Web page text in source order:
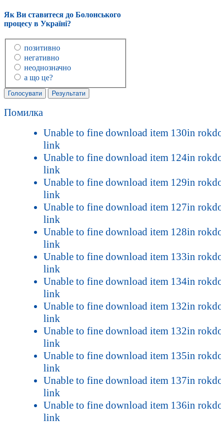
Як Ви ставитеся до Болонського
процесу в Україні?
позитивно
негативно
неоднозначно
а що це?
Помилка
Unable to fine download item 130in
link
Unable to fine download item 124in
link
Unable to fine download item 129in
link
Unable to fine download item 127in
link
Unable to fine download item 128in
link
Unable to fine download item 133in
link
Unable to fine download item 134in
link
Unable to fine download item 132in
link
Unable to fine download item 132in
link
Unable to fine download item 135in
link
Unable to fine download item 137in
link
Unable to fine download item 136in
link